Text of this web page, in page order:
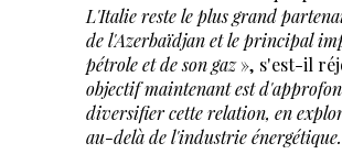
L'Italie reste le plus grand
de l'Azerbaïdjan et le principal
pétrole et de son gaz», s'est-il
objectif maintenant est
diversifier cette relation, en
au-delà de l'industrie énergétique.